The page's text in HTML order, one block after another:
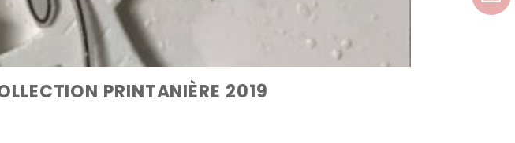
PRINTANIÈRE 2019